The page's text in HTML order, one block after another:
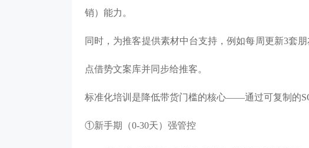
销）能力。
同时，为推客提供素材中台支持，例如每周更新3套
点借势文案库并同步给推客。
标准化培训是降低带货门槛的核心——通过可复制的
①新手期（0-30天）强管控